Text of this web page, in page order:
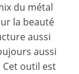
du métal
la beauté
aussi
aussi
outil est